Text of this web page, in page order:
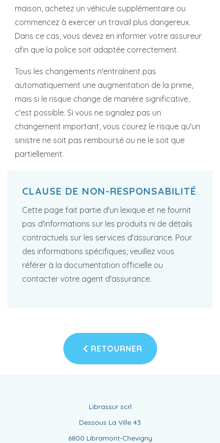
maison, achetez un véhicule supplémentaire ou
commencez à exercer un travail plus dangereux.
Dans ce cas, vous devez en informer votre assureur
afin que la police soit adaptée correctement.
Tous les changements n'entraînent pas
automatiquement une augmentation de la prime,
mais si le risque change de manière significative,
c'est possible. Si vous ne signalez pas un
changement important, vous courez le risque qu'un
sinistre ne soit pas remboursé ou ne le soit que
partiellement.
CLAUSE DE NON-RESPONSABILITÉ
Cette page fait partie d'un lexique et ne fournit
pas d'informations sur les produits ni de détails
contractuels sur les services d'assurance. Pour
des informations spécifiques, veuillez vous
référer à la documentation officielle ou
contacter votre agent d'assurance.
RETOURNER
Librassur scrl
Dessous La Ville 43
6800 Libramont-Chevigny